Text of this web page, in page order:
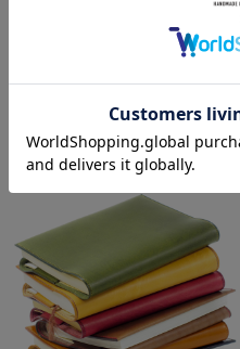
文庫本ブックカバー 象革×豚
革／象革×山羊革
¥66,000(税込)